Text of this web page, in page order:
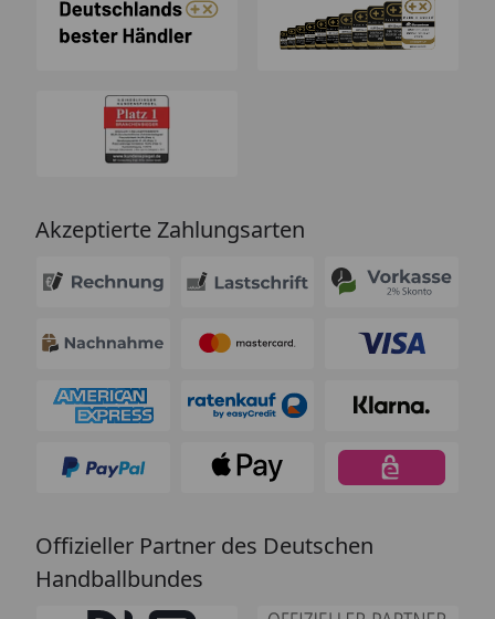
Akzeptierte Zahlungsarten
Offizieller Partner des Deutschen
Handballbundes